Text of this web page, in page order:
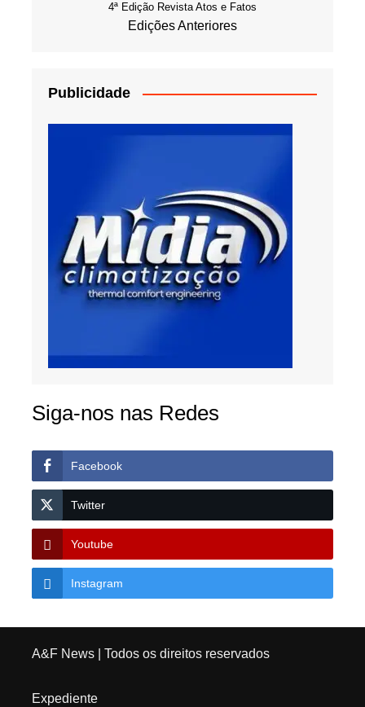
4ª Edição Revista Atos e Fatos
Edições Anteriores
Publicidade
Siga-nos nas Redes
Facebook
Twitter
Youtube
Instagram
A&F News| Todos os direitos reservados
Expediente